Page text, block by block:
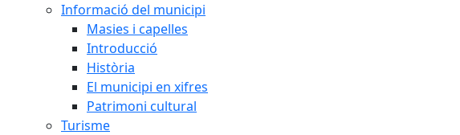
Informació del municipi
Masies i capelles
Introducció
Història
El municipi en xifres
Patrimoni cultural
Turisme